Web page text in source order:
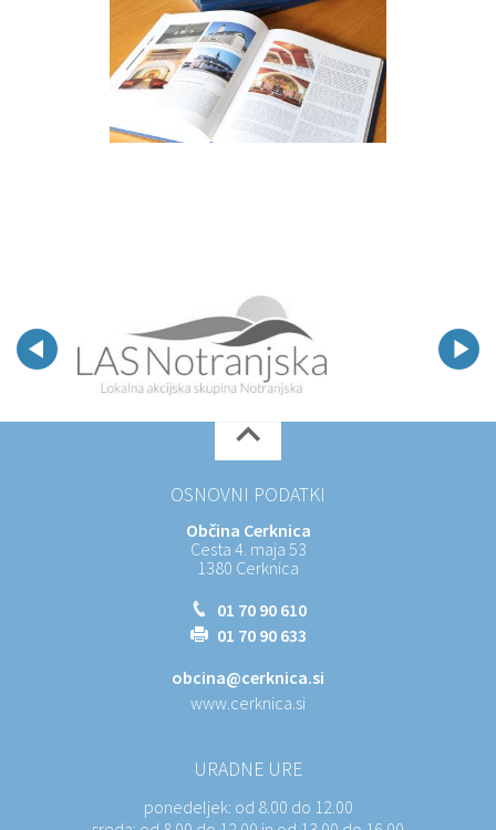
OSNOVNI PODATKI
Občina Cerknica
Cesta 4. maja 53
1380 Cerknica
01 70 90 610
01 70 90 633
obcina@cerknica.si
www.cerknica.si
URADNE URE
ponedeljek: od 8.00 do 12.00